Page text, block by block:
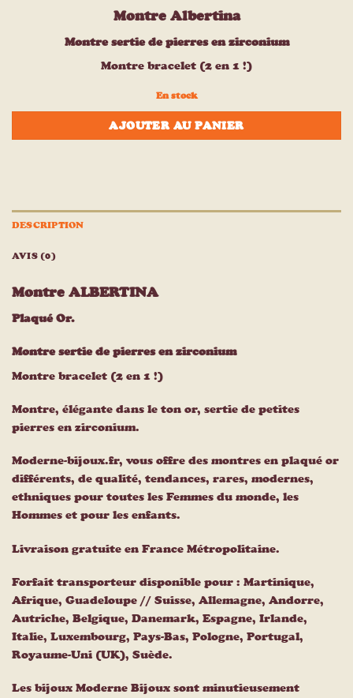
Montre Albertina
Montre sertie de pierres en zirconium
Montre bracelet (2 en 1 !)
En stock
AJOUTER AU PANIER
DESCRIPTION
AVIS (0)
Montre ALBERTINA
Plaqué Or.
Montre sertie de pierres en zirconium
Montre bracelet (2 en 1 !)
Montre, élégante dans le ton or, sertie de petites
pierres en zirconium.
Moderne-bijoux.fr, vous offre des montres en plaqué or
différents, de qualité, tendances, rares, modernes,
ethniques pour toutes les Femmes du monde, les
Hommes et pour les enfants.
Livraison gratuite en France Métropolitaine.
Forfait transporteur disponible pour : Martinique,
Afrique, Guadeloupe // Suisse, Allemagne, Andorre,
Autriche, Belgique, Danemark, Espagne, Irlande,
Italie, Luxembourg, Pays-Bas, Pologne, Portugal,
Royaume-Uni (UK), Suède.
Les bijoux Moderne Bijoux sont minutieusement